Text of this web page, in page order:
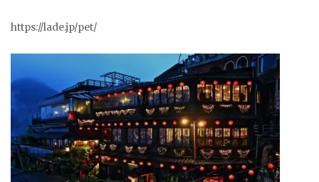
https://lade.jp/pet/